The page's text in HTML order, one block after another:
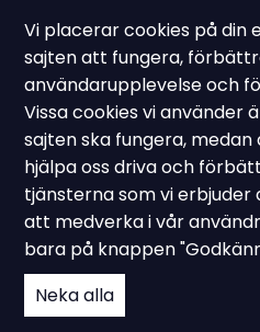
Ampiro Göteborg
Ny KMA &
Det är med stor glädje vi
Vi placerar cookies på din
sajten att fungera,
användarupplevelse och
Vissa cookies vi använder
sajten ska fungera,
hjälpa oss driva och
tjänsterna som vi erbjuder
att medverka i vår
bara på knappen
Neka alla